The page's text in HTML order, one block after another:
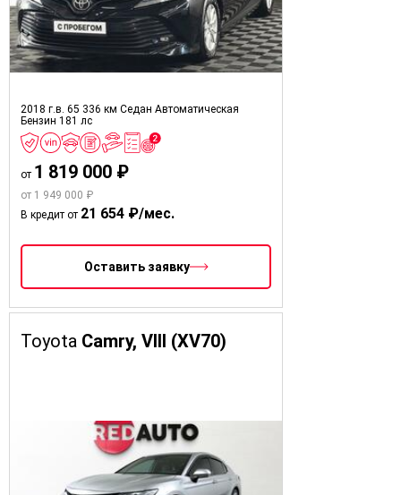
2018 г.в. 65 336 км Седан Автоматическая
Бензин 181 лс
от 1 819 000 ₽
от 1 949 000 ₽
В кредит от 21 654 ₽/мес.
Оставить заявку
Toyota Camry, VIII (XV70)